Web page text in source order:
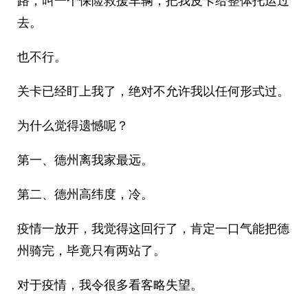
去。
也不行。
关卡已经盯上我了，绝对不允许我以任何形式过。
为什么觉得遗憾呢？
第一、德州离我家最远。
第二、德州高纬度，冷。
疫情一放开，我觉得这回行了，肯定一口气能把德
州骑完，毕竟只有两站了。
对于疫情，我令很多看客略失望。